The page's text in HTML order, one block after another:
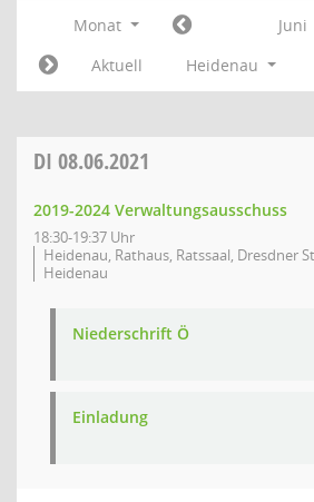
Monat Juni
Aktuell
Heidenau
DI 08.06.2021
2019-2024 Verwaltungsausschuss
18:30-19:37 Uhr
Heidenau, Rathaus, Ratssaal, Dresdner
Heidenau
Niederschrift Ö
Einladung